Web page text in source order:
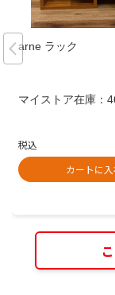
arne ラック
マイストア在庫：
税込
カートに入